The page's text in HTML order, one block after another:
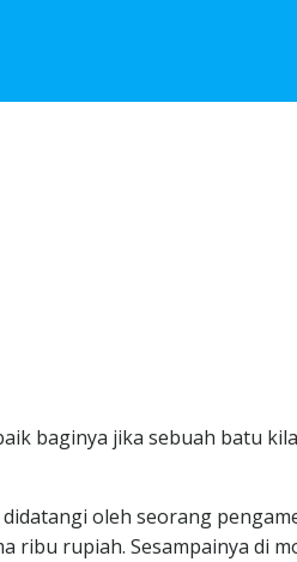
baginya jika sebuah batu
oleh seorang
rupiah. Sesampainya di